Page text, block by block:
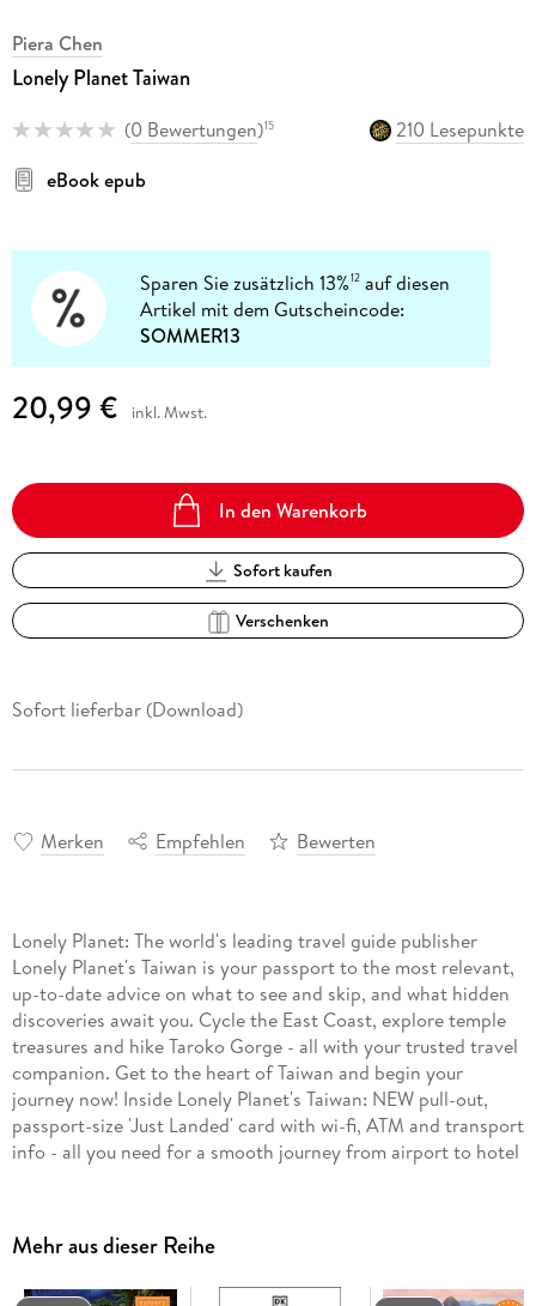
Piera Chen
Lonely Planet Taiwan
(0 Bewertungen)15
210 Lesepunkte
eBook epub
Sparen Sie zusätzlich 13%12 auf diesen
Artikel mit dem Gutscheincode:
SOMMER13
20,99 € inkl. Mwst.
In den Warenkorb
Sofort kaufen
Verschenken
Sofort lieferbar (Download)
Merken Empfehlen Bewerten
Lonely Planet: The world's leading travel guide publisher
Lonely Planet's Taiwan is your passport to the most relevant,
up-to-date advice on what to see and skip, and what hidden
discoveries await you. Cycle the East Coast, explore temple
treasures and hike Taroko Gorge - all with your trusted travel
companion. Get to the heart of Taiwan and begin your
journey now! Inside Lonely Planet's Taiwan: NEW pull-out,
passport-size 'Just Landed' card with wi-fi, ATM and transport
info - all you need for a smooth journey from airport to hotel
images throughout Highlights and itineraries help you tailor
your trip to your personal needs and interests Insider tips to
save time and money and get around like a local, avoiding
Mehr aus dieser Reihe